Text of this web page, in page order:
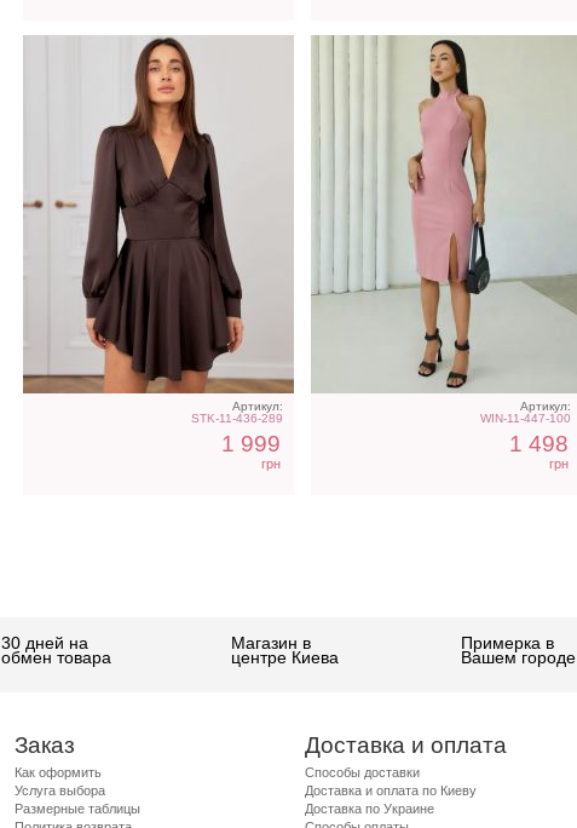
Артикул:
STK-11-436-289
1 999
грн
Артикул:
WIN-11-447-100
1 498
грн
30 дней на
обмен товара
Магазин в
центре Киева
Примерка в
Вашем городе
Заказ
Как оформить
Услуга выбора
Размерные таблицы
Доставка и оплата
Способы доставки
Доставка и оплата по Киеву
Доставка по Украине